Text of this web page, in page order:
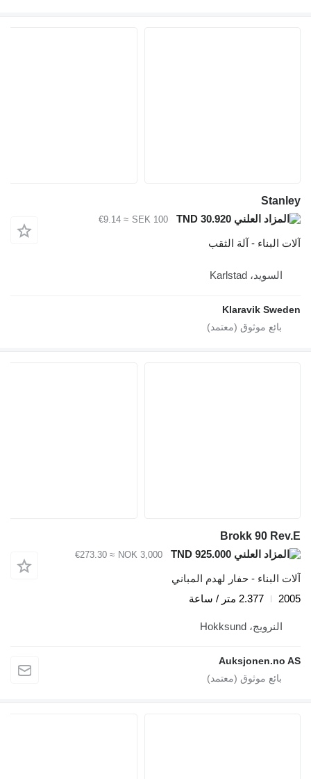
Stanley
SEK 100
≈ €9.14
آلات البناء - آلة الثقب
السويد، Karlstad
Klaravik Sweden
Brokk 90 Rev.E
NOK 3,000
≈ €273.30
آلات البناء - حفار لهدم المباني
2005
2.377 متر / ساعة
النرويج، Hokksund
Auksjonen.no AS